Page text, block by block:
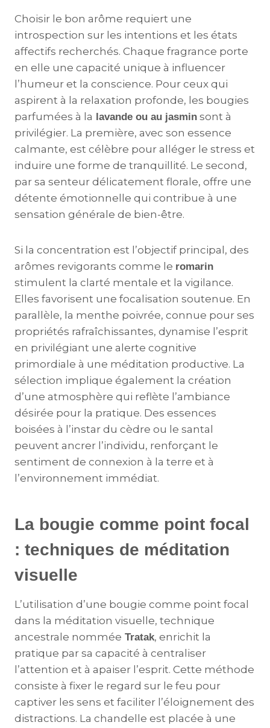
Choisir le bon arôme requiert une
introspection sur les intentions et les états
affectifs recherchés. Chaque fragrance porte
en elle une capacité unique à influencer
l’humeur et la conscience. Pour ceux qui
aspirent à la relaxation profonde, les bougies
parfumées à la
lavande ou au jasmin sont à
privilégier. La première, avec son essence
calmante, est célèbre pour alléger le stress et
induire une forme de tranquillité. Le second,
par sa senteur délicatement florale, offre une
détente émotionnelle qui contribue à une
sensation générale de bien-être.
Si la concentration est l’objectif principal, des
arômes revigorants comme le romarin
stimulent la clarté mentale et la vigilance.
Elles favorisent une focalisation soutenue. En
parallèle, la menthe poivrée, connue pour ses
propriétés rafraîchissantes, dynamise l’esprit
en privilégiant une alerte cognitive
primordiale à une méditation productive. La
sélection implique également la création
d’une atmosphère qui reflète l’ambiance
désirée pour la pratique. Des essences
boisées à l’instar du cèdre ou le santal
peuvent ancrer l’individu, renforçant le
sentiment de connexion à la terre et à
l’environnement immédiat.
La bougie comme point focal
: techniques de méditation
visuelle
L’utilisation d’une bougie comme point focal
dans la méditation visuelle, technique
ancestrale nommée Tratak, enrichit la
pratique par sa capacité à centraliser
l’attention et à apaiser l’esprit. Cette méthode
consiste à fixer le regard sur le feu pour
captiver les sens et faciliter l’éloignement des
distractions. La chandelle est placée à une